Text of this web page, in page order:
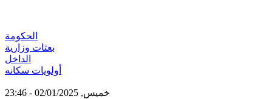
الحكومة
بعثات وزارية
الداخل
أولويات سكانه
خميس, 02/01/2025 - 23:46